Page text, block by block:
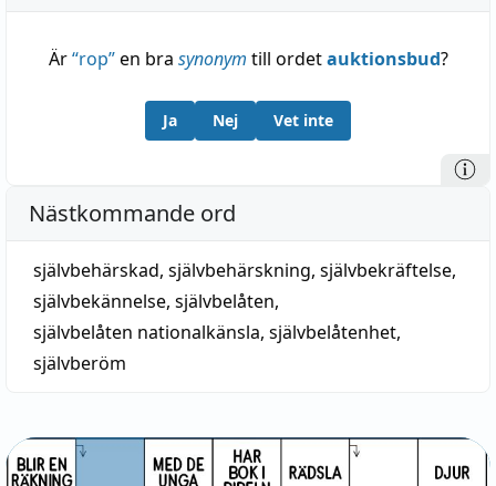
Är“rop”en bra synonym till ordetauktionsbud?
Ja Nej Vet inte
Nästkommande ord
självbehärskad, självbehärskning, självbekräftelse,
självbekännelse, självbelåten,
självbelåten nationalkänsla, självbelåtenhet,
självberöm